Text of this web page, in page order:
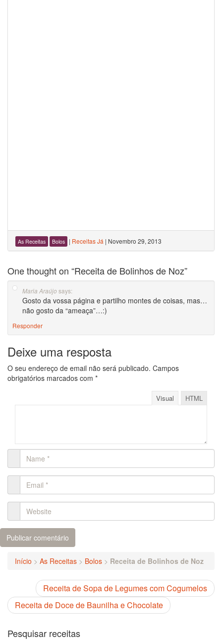
As Receitas Bolos | Receitas Já | Novembro 29, 2013
One thought on “Receita de Bolinhos de Noz”
Maria Araújo says:
Gosto da vossa página e partilho montes de coisas, mas…
não gosto da “ameaça”…:)
Responder
Deixe uma resposta
O seu endereço de email não será publicado. Campos
obrigatórios marcados com *
Visual HTML
Início > As Receitas > Bolos > Receita de Bolinhos de Noz
Receita de Sopa de Legumes com Cogumelos
Receita de Doce de Baunilha e Chocolate
Pesquisar receitas